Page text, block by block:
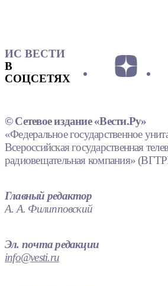
ИС ВЕСТИ
В
СОЦСЕТЯХ
© Сетевое издание «Вести.Ру»
«Федеральное государственное
Всероссийская государственная
радиовещательная компания»
Главный редактор
А. А. Филипповский
Эл. почта редакции
info@vesti.ru